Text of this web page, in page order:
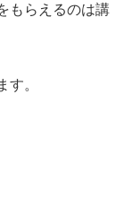
もらえるのは講
す。